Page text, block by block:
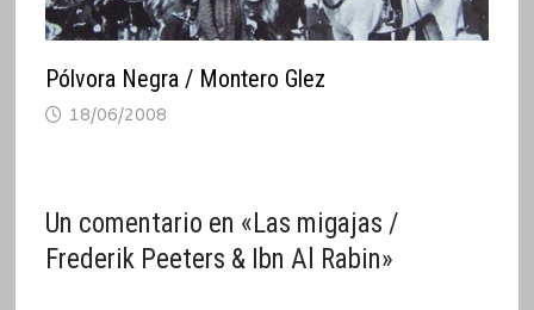
Pólvora Negra / Montero Glez
18/06/2008
Un comentario en «Las migajas /
Frederik Peeters & Ibn Al Rabin»